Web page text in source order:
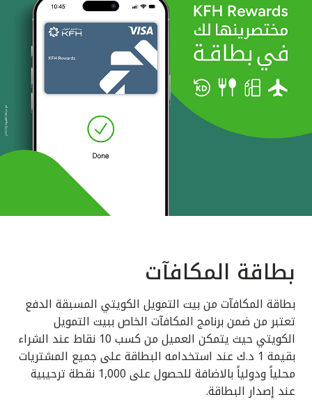
بطاقة المكافآت
بطاقة المكافآت من بيت التمويل الكويتي المسبقة الدفع
تعتبر من ضمن برنامج المكافآت الخاص ببيت التمويل
الكويتي حيث يتمكن العميل من كسب 10 نقاط عند الشراء
بقيمة 1 د.ك عند استخدامه البطاقة على جميع المشتريات
محلياً ودولياً بالاضافة للحصول على 1,000 نقطة ترحيبية
عند إصدار البطاقة.